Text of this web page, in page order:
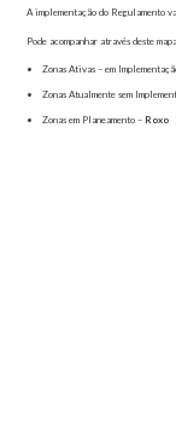
A implementação do Regulamento
Pode acompanhar através deste mapa.
Zonas Ativas – em
Zonas Atualmente sem
Zonas em Planeamento – Roxo